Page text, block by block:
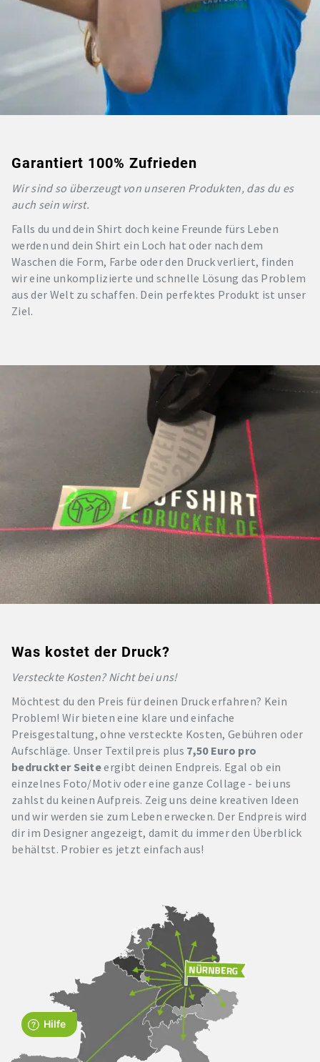
Garantiert 100% Zufrieden
Wir sind so überzeugt von unseren Produkten, das du es
auch sein wirst.
Falls du und dein Shirt doch keine Freunde fürs Leben
werden und dein Shirt ein Loch hat oder nach dem
Waschen die Form, Farbe oder den Druck verliert, finden
wir eine unkomplizierte und schnelle Lösung das Problem
aus der Welt zu schaffen. Dein perfektes Produkt ist unser
Ziel.
Was kostet der Druck?
Versteckte Kosten? Nicht bei uns!
Möchtest du den Preis für deinen Druck erfahren? Kein
Problem! Wir bieten eine klare und einfache
Preisgestaltung, ohne versteckte Kosten, Gebühren oder
Aufschläge. Unser Textilpreis plus 7,50 Euro pro
bedruckter Seiteergibt deinen Endpreis. Egal ob ein
einzelnes Foto/Motiv oder eine ganze Collage - bei uns
zahlst du keinen Aufpreis. Zeig uns deine kreativen Ideen
und wir werden sie zum Leben erwecken. Der Endpreis wird
dir im Designer angezeigt, damit du immer den Überblick
behältst. Probier es jetzt einfach aus!